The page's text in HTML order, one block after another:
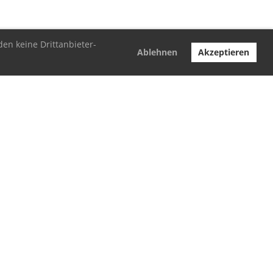
keine Drittanbieter-
Ablehnen Akzeptieren